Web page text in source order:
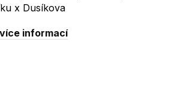
x Dusíkova
informací